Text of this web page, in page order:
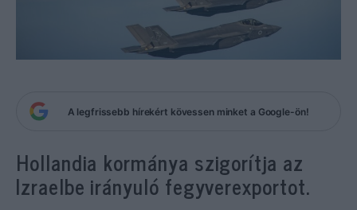
A legfrissebb hírekért kövessen minket a Google-ön!
Hollandia kormánya szigorítja az
Izraelbe irányuló fegyverexportot.